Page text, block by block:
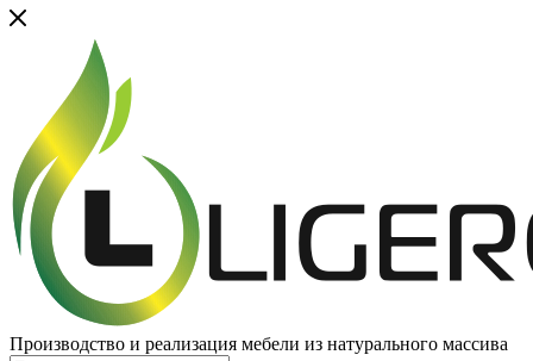
Производство и реализация мебели из натурального массива